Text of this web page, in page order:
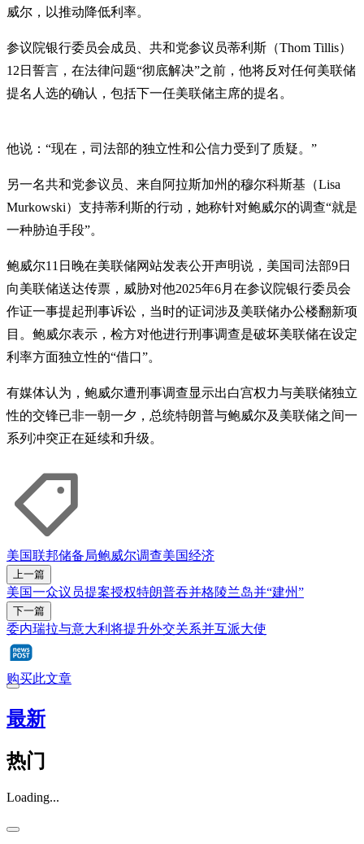
威尔，以推动降低利率。
参议院银行委员会成员、共和党参议员蒂利斯（Thom Tillis）
12日誓言，在法律问题“彻底解决”之前，他将反对任何美联储
提名人选的确认，包括下一任美联储主席的提名。
他说：“现在，司法部的独立性和公信力受到了质疑。”
另一名共和党参议员、来自阿拉斯加州的穆尔科斯基（Lisa
Murkowski）支持蒂利斯的行动，她称针对鲍威尔的调查“就是
一种胁迫手段”。
鲍威尔11日晚在美联储网站发表公开声明说，美国司法部9日
向美联储送达传票，威胁对他2025年6月在参议院银行委员会
作证一事提起刑事诉讼，当时的证词涉及美联储办公楼翻新项
目。鲍威尔表示，检方对他进行刑事调查是破坏美联储在设定
利率方面独立性的“借口”。
有媒体认为，鲍威尔遭刑事调查显示出白宫权力与美联储独立
性的交锋已非一朝一夕，总统特朗普与鲍威尔及美联储之间一
系列冲突正在延续和升级。
美国联邦储备局鲍威尔调查美国经济
上一篇
美国一众议员提案授权特朗普吞并格陵兰岛并“建州”
下一篇
委内瑞拉与意大利将提升外交关系并互派大使
购买此文章
最新
热门
Loading...